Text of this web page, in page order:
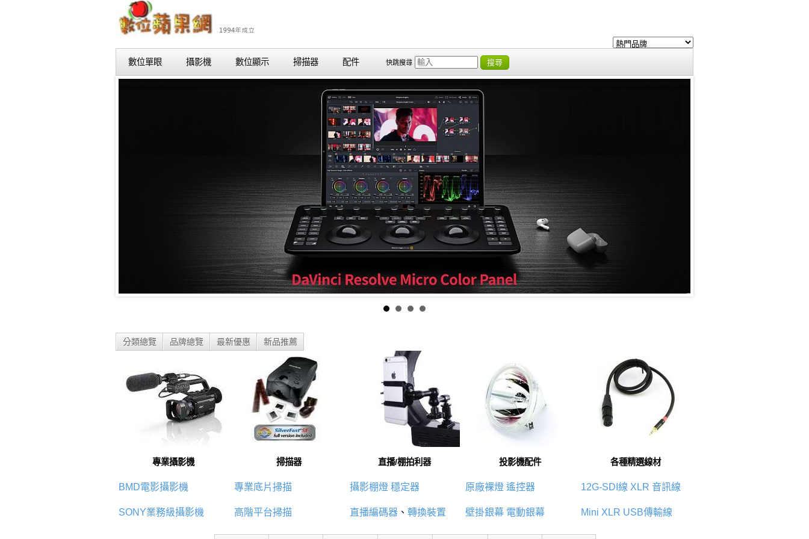
數位單眼 攝影機 數位顯示 掃描器 配件 快跳搜尋 搜尋
分類總覽 品牌總覽 最新優惠 新品推薦
專業攝影機
BMD電影攝影機
SONY業務級攝影機
掃描器
專業底片掃描
高階平台掃描
直播/棚拍利器
攝影棚燈 穩定器
直播編碼器 、 轉換裝置
投影機配件
原廠裸燈 遙控器
壁掛銀幕 電動銀幕
各種精選線材
12G-SDI線 XLR 音訊線
Mini XLR USB傳輸線